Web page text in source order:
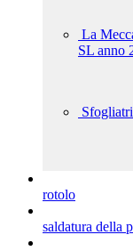
La
SL anno
rotolo
saldatura della